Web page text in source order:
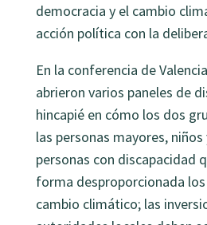
democracia y el cambio
acción política con la
En la conferencia de
abrieron varios paneles de
hincapié en cómo los dos
las personas mayores, niños
personas con discapacidad
forma desproporcionada
cambio climático; las